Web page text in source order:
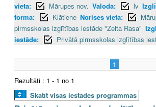
vieta:
Mārupes nov. Valoda: lv
forma:
Klātiene Norises vieta:
pirmsskolas izglītības iestāde "Zelta Rasa"
iestāde:
Privātā pirmsskolas izglītības
1
Rezultāti : 1 - 1 no 1
Skatīt visas iestādes programmas